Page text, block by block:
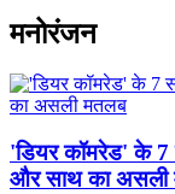
मनोरंजन
'डियर कॉमरेड' के 7
और साथ का असली